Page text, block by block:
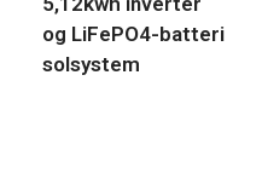
og LiFePO4-batteri
solsystem